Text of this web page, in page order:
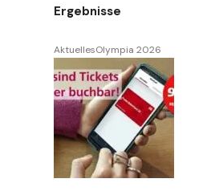
Ergebnisse
AktuellesOlympia 2026